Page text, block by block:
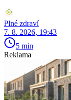
Plné zdraví
7. 8. 2026, 19:43
5 min
Reklama